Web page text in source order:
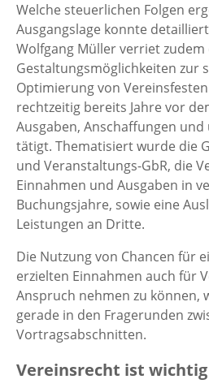
Welche steuerlichen Folgen
Ausgangslage konnte
Wolfgang Müller verriet zudem
Gestaltungsmöglichkeiten zur
Optimierung von
rechtzeitig bereits Jahre vor
Ausgaben, Anschaffungen
tätigt. Thematisiert wurde die
und Veranstaltungs-GbR, die
Einnahmen und Ausgaben in
Buchungsjahre, sowie eine
Leistungen an Dritte.
Die Nutzung von Chancen für
erzielten Einnahmen auch für
Anspruch nehmen zu können,
gerade in den Fragerunden
Vortragsabschnitten.
Vereinsrecht ist